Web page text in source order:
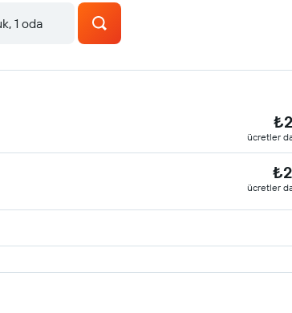
1 oda
ücretler
ücretler